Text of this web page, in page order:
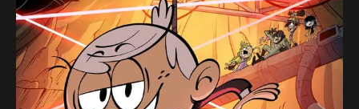
Sinkronizirani
crtiči